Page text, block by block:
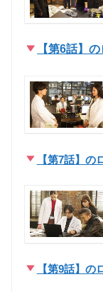
【第6話】
【第7話】の
【第9話】の